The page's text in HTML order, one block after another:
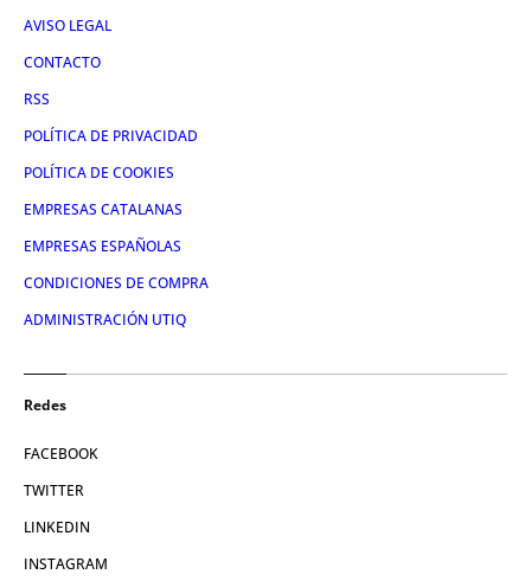
AVISO LEGAL
CONTACTO
RSS
POLÍTICA DE PRIVACIDAD
POLÍTICA DE COOKIES
EMPRESAS CATALANAS
EMPRESAS ESPAÑOLAS
CONDICIONES DE COMPRA
ADMINISTRACIÓN UTIQ
Redes
FACEBOOK
TWITTER
LINKEDIN
INSTAGRAM